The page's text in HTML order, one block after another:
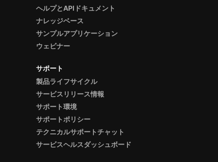
ヘルプとAPIドキュメント
ナレッジベース
サンプルアプリケーション
ウェビナー
サポート
製品ライフサイクル
サービスリリース情報
サポート環境
サポートポリシー
テクニカルサポートチャット
サービスヘルスダッシュボード